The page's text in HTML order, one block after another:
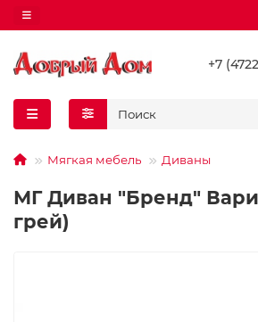
+7
Мягкая мебель Диваны
МГ Диван "Бренд"
грей)